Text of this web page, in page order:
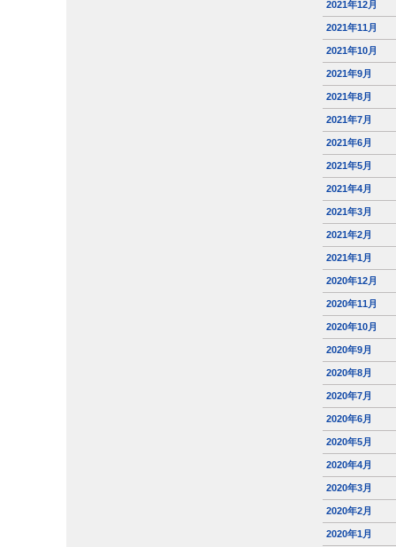
2021年12月
2021年11月
2021年10月
2021年9月
2021年8月
2021年7月
2021年6月
2021年5月
2021年4月
2021年3月
2021年2月
2021年1月
2020年12月
2020年11月
2020年10月
2020年9月
2020年8月
2020年7月
2020年6月
2020年5月
2020年4月
2020年3月
2020年2月
2020年1月